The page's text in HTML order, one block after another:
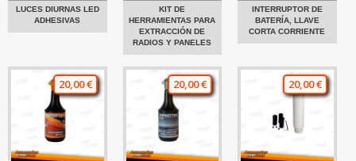
LUCES DIURNAS LED
ADHESIVAS
KIT DE
HERRAMIENTAS PARA
EXTRACCIÓN DE
RADIOS Y PANELES
INTERRUPTOR DE
BATERÍA, LLAVE
CORTA CORRIENTE
20,00 € 20,00 € 20,00 €